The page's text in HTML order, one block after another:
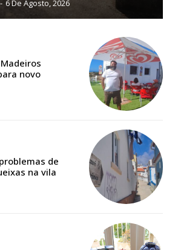
32€
entregue à Quinta-feira em sua
conteúdos Exclusivos para
assinatura anual
- 6 De Agosto, 2026
novo
de
na vila